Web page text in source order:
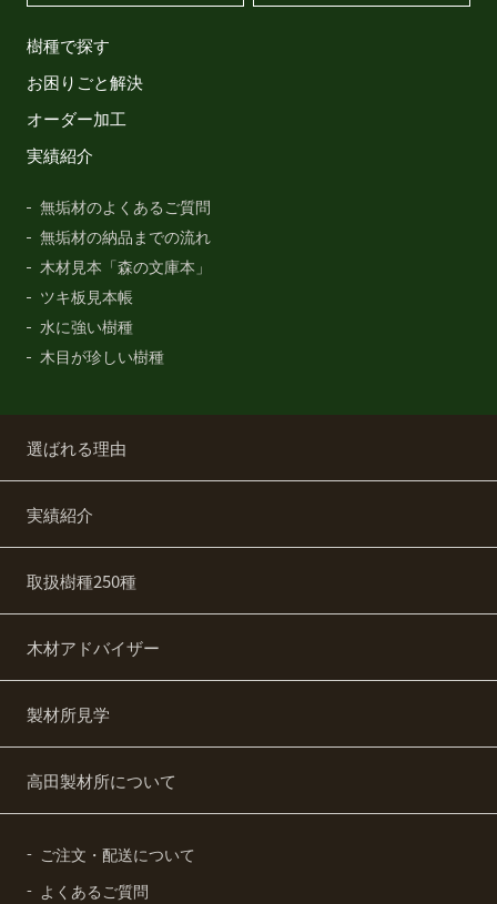
樹種で探す
お困りごと解決
オーダー加工
実績紹介
無垢材のよくあるご質問
無垢材の納品までの流れ
木材見本「森の文庫本」
ツキ板見本帳
水に強い樹種
木目が珍しい樹種
選ばれる理由
実績紹介
取扱樹種250種
木材アドバイザー
製材所見学
高田製材所について
ご注文・配送について
よくあるご質問